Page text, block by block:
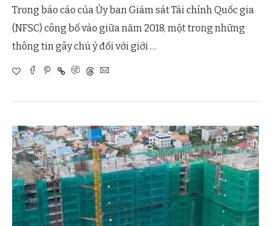
Trong báo cáo của Ủy ban Giám sát Tài chính Quốc gia
(NFSC) công bố vào giữa năm 2018, một trong những
thông tin gây chú ý đối với giới …